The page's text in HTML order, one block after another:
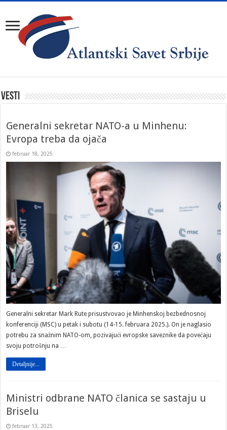
VESTI
Generalni sekretar NATO-a u Minhenu:
Evropa treba da ojača
februar 18, 2025
Generalni sekretar Mark Rute prisustvovao je Minhenskoj bezbednosnoj
konferenciji (MSC) u petak i subotu (14-15. februara 2025.). On je naglasio
potrebu za snažnim NATO-om, pozivajući evropske saveznike da povećaju
svoju potrošnju na …
Detaljnije...
Ministri odbrane NATO članica se sastaju u
Briselu
februar 13, 2025